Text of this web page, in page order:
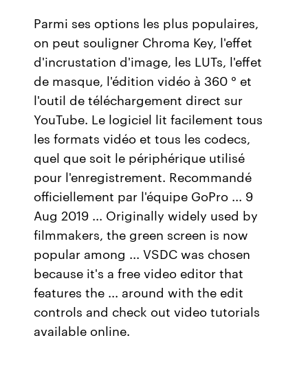
Parmi ses options les plus populaires,
on peut souligner Chroma Key, l'effet
d'incrustation d'image, les LUTs, l'effet
de masque, l'édition vidéo à 360 ° et
l'outil de téléchargement direct sur
YouTube. Le logiciel lit facilement tous
les formats vidéo et tous les codecs,
quel que soit le périphérique utilisé
pour l'enregistrement. Recommandé
officiellement par l'équipe GoPro ... 9
Aug 2019 ... Originally widely used by
filmmakers, the green screen is now
popular among ... VSDC was chosen
because it's a free video editor that
features the ... around with the edit
controls and check out video tutorials
available online.